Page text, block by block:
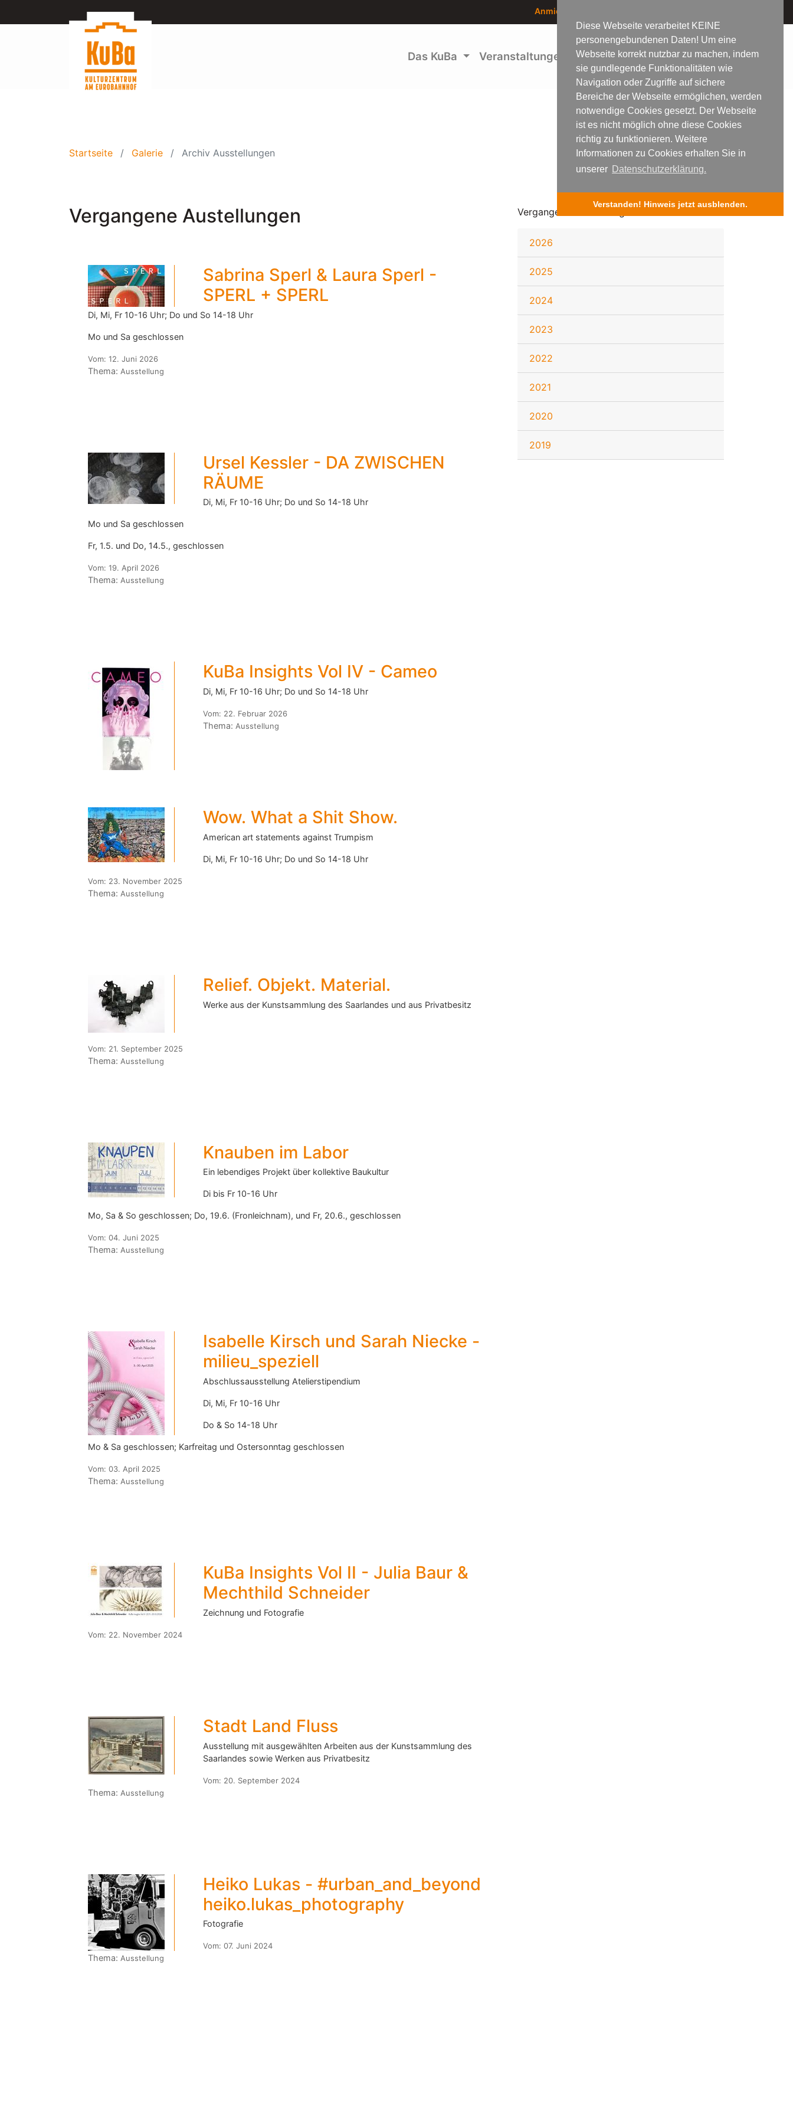
Diese Webseite verarbeitet KEINE
personengebundenen Daten! Um eine
Webseite korrekt nutzbar zu machen, indem
sie gundlegende Funktionalitäten wie
Navigation oder Zugriffe auf sichere
Bereiche der Webseite ermöglichen, werden
notwendige Cookies gesetzt. Der Webseite
ist es nicht möglich ohne diese Cookies
richtig zu funktionieren. Weitere
Informationen zu Cookies erhalten Sie in
unserer Datenschutzerklärung.
Verstanden! Hinweis jetzt ausblenden.
Anmietung der KuBa Kantine
Das KuBa Veranstaltungen Galerie Atelierhaus
Startseite Galerie Archiv Ausstellungen
Vergangene Austellungen
Sabrina Sperl & Laura Sperl -
SPERL + SPERL
Di, Mi, Fr 10-16 Uhr; Do und So 14-18 Uhr
Mo und Sa geschlossen
Vom: 12. Juni 2026
Thema: Ausstellung
Ursel Kessler - DA ZWISCHEN
RÄUME
Di, Mi, Fr 10-16 Uhr; Do und So 14-18 Uhr
Mo und Sa geschlossen
Fr, 1.5. und Do, 14.5., geschlossen
Vom: 19. April 2026
Thema: Ausstellung
KuBa Insights Vol IV - Cameo
Di, Mi, Fr 10-16 Uhr; Do und So 14-18 Uhr
Vom: 22. Februar 2026
Thema: Ausstellung
Wow. What a Shit Show.
American art statements against Trumpism
Di, Mi, Fr 10-16 Uhr; Do und So 14-18 Uhr
Vom: 23. November 2025
Thema: Ausstellung
Relief. Objekt. Material.
Werke aus der Kunstsammlung des Saarlandes und aus Privatbesitz
Vom: 21. September 2025
Thema: Ausstellung
Knauben im Labor
Ein lebendiges Projekt über kollektive Baukultur
Di bis Fr 10-16 Uhr
Mo, Sa & So geschlossen; Do, 19.6. (Fronleichnam), und Fr, 20.6., geschlossen
Vom: 04. Juni 2025
Thema: Ausstellung
Isabelle Kirsch und Sarah Niecke -
milieu_speziell
Abschlussausstellung Atelierstipendium
Di, Mi, Fr 10-16 Uhr
Do & So 14-18 Uhr
Mo & Sa geschlossen; Karfreitag und Ostersonntag geschlossen
Vom: 03. April 2025
Thema: Ausstellung
KuBa Insights Vol II - Julia Baur &
Mechthild Schneider
Zeichnung und Fotografie
Vom: 22. November 2024
Stadt Land Fluss
Ausstellung mit ausgewählten Arbeiten aus der Kunstsammlung des
Saarlandes sowie Werken aus Privatbesitz
Vom: 20. September 2024
Thema: Ausstellung
Heiko Lukas - #urban_and_beyond
heiko.lukas_photography
Fotografie
Vom: 07. Juni 2024
Thema: Ausstellung
Vergangene Ausstellungen nach Jahren
2026
2025
2024
2023
2022
2021
2020
2019